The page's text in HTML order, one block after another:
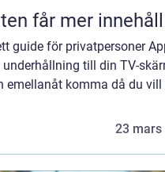
när möten får mer innehåll
guide för privatpersoner
till din TV-
komma då du vill
23 mars